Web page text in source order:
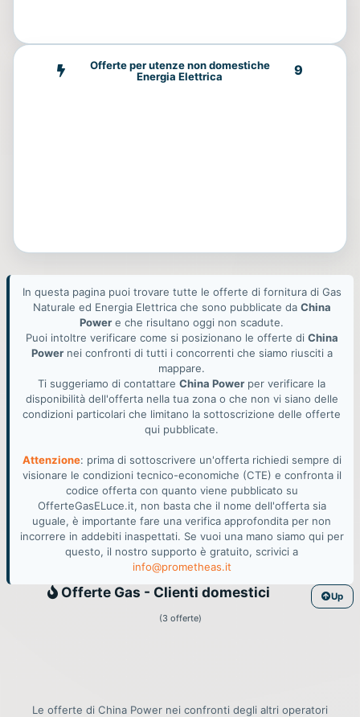
Offerte per utenze non domestiche
Energia Elettrica
9
In questa pagina puoi trovare tutte le offerte di fornitura di Gas
Naturale ed Energia Elettrica che sono pubblicate da China
Power e che risultano oggi non scadute.
Puoi intoltre verificare come si posizionano le offerte di China
Powernei confronti di tutti i concorrenti che siamo riusciti a
mappare.
Ti suggeriamo di contattare China Power per verificare la
disponibilità dell'offerta nella tua zona o che non vi siano delle
condizioni particolari che limitano la sottoscrizione delle offerte
qui pubblicate.
Attenzione: prima di sottoscrivere un'offerta richiedi sempre di
visionare le condizioni tecnico-economiche (CTE) e confronta il
codice offerta con quanto viene pubblicato su
OfferteGasELuce.it, non basta che il nome dell'offerta sia
uguale, è importante fare una verifica approfondita per non
incorrere in addebiti inaspettati. Se vuoi una mano siamo qui per
questo, il nostro supporto è gratuito, scrivici a
info@prometheas.it
Gas
Offerte Gas - Clienti domestici
Up
(3 offerte)
Le offerte di China Power nei confronti degli altri operatori